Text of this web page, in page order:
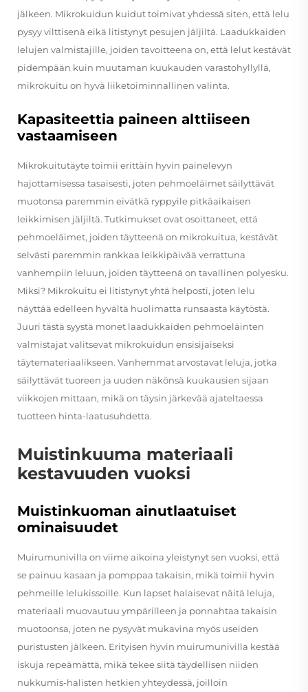
jälkeen. Mikrokuidun kuidut toimivat yhdessä siten, että lelu
pysyy vilttisenä eikä litistynyt pesujen jäljiltä. Laadukkaiden
lelujen valmistajille, joiden tavoitteena on, että lelut kestävät
pidempään kuin muutaman kuukauden varastohyllyllä,
mikrokuitu on hyvä liiketoiminnallinen valinta.
Kapasiteettia paineen alttiiseen
vastaamiseen
Mikrokuitutäyte toimii erittäin hyvin painelevyn
hajottamisessa tasaisesti, joten pehmoeläimet säilyttävät
muotonsa paremmin eivätkä ryppyile pitkäaikaisen
leikkimisen jäljiltä. Tutkimukset ovat osoittaneet, että
pehmoeläimet, joiden täytteenä on mikrokuitua, kestävät
selvästi paremmin rankkaa leikkipäivää verrattuna
vanhempiin leluun, joiden täytteenä on tavallinen polyesku.
Miksi? Mikrokuitu ei litistynyt yhtä helposti, joten lelu
näyttää edelleen hyvältä huolimatta runsaasta käytöstä.
Juuri tästä syystä monet laadukkaiden pehmoeläinten
valmistajat valitsevat mikrokuidun ensisijaiseksi
täytemateriaalikseen. Vanhemmat arvostavat leluja, jotka
säilyttävät tuoreen ja uuden näkönsä kuukausien sijaan
viikkojen mittaan, mikä on täysin järkevää ajateltaessa
tuotteen hinta-laatusuhdetta.
Muistinkuuma materiaali
kestavuuden vuoksi
Muistinkuoman ainutlaatuiset
ominaisuudet
Muirumunivilla on viime aikoina yleistynyt sen vuoksi, että
se painuu kasaan ja pomppaa takaisin, mikä toimii hyvin
pehmeille lelukissoille. Kun lapset halaisevat näitä leluja,
materiaali muovautuu ympärilleen ja ponnahtaa takaisin
muotoonsa, joten ne pysyvät mukavina myös useiden
puristusten jälkeen. Erityisen hyvin muirumunivilla kestää
iskuja repeämättä, mikä tekee siitä täydellisen niiden
nukkumis-halisten hetkien yhteydessä, joilloin